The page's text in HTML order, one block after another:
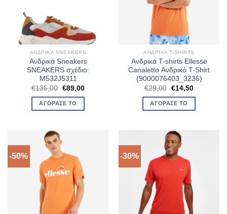
ΑΝΔΡΙΚΆ SNEAKERS
Ανδρικά Sneakers
SNEAKERS σχέδιο:
M532J5311
€135,00 Original
price
was:
€135,00.
€89,00Η
ΑΓΌΡΑΣΈ ΤΟ
ΑΝΔΡΙΚΆ T-SHIRTS
Ανδρικά T-shirts Ellesse
Canaletto Ανδρικό T-Shirt
(9000076403_3236)
€29,00 Original
price
was:
€29,00.
€14,50Η
ΑΓΌΡΑΣΈ ΤΟ
-50% -30%